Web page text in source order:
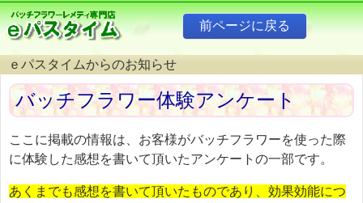
ｅパスタイムからのお知らせ
バッチフラワー体験アンケート
ここに掲載の情報は、お客様がバッチフラワーを使った際
に体験した感想を書いて頂いたアンケートの一部です。
あくまでも感想を書いて頂いたものであり、効果効能につ